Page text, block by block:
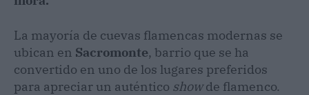
La mayoría de cuevas flamencas modernas se
ubican en Sacromonte, barrio que se ha
convertido en uno de los lugares preferidos
para apreciar un auténtico showde flamenco.